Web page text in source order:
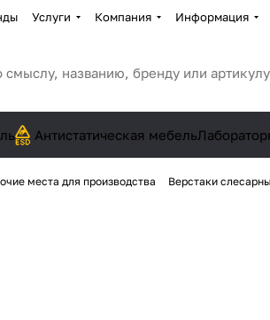
Услуги Компания Информация
Антистатическая мебель
места для производства Верстаки